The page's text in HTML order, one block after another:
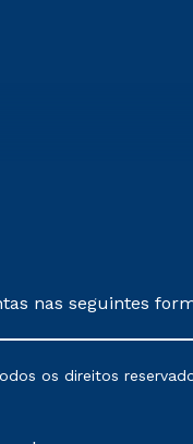
nas seguintes
poderão
os direitos